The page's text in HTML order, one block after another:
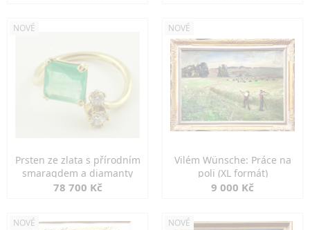
NOVÉ
Prsten ze zlata s přírodním
smaragdem a diamanty
78 700 Kč
NOVÉ
Vilém Wünsche: Práce na
poli (XL formát)
9 000 Kč
NOVÉ NOVÉ